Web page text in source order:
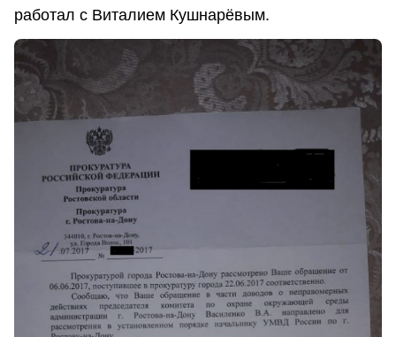
работал с Виталием Кушнарёвым.